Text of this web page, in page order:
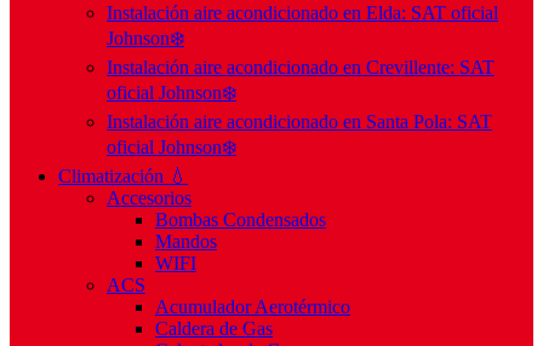
Instalación aire acondicionado en Elda: SAT oficial
Johnson❄️
Instalación aire acondicionado en Crevillente: SAT
oficial Johnson❄️
Instalación aire acondicionado en Santa Pola: SAT
oficial Johnson❄️
Climatización 💧
Accesorios
Bombas Condensados
Mandos
WIFI
ACS
Acumulador Aerotérmico
Caldera de Gas